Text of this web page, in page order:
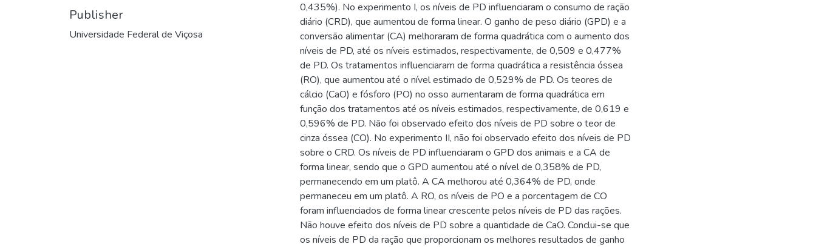
Publisher
Universidade Federal de Viçosa
0,435%). No experimento I, os níveis de PD influenciaram o consumo de ração
diário (CRD), que aumentou de forma linear. O ganho de peso diário (GPD) e a
conversão alimentar (CA) melhoraram de forma quadrática com o aumento dos
níveis de PD, até os níveis estimados, respectivamente, de 0,509 e 0,477%
de PD. Os tratamentos influenciaram de forma quadrática a resistência óssea
(RO), que aumentou até o nível estimado de 0,529% de PD. Os teores de
cálcio (CaO) e fósforo (PO) no osso aumentaram de forma quadrática em
função dos tratamentos até os níveis estimados, respectivamente, de 0,619 e
0,596% de PD. Não foi observado efeito dos níveis de PD sobre o teor de
cinza óssea (CO). No experimento II, não foi observado efeito dos níveis de PD
sobre o CRD. Os níveis de PD influenciaram o GPD dos animais e a CA de
forma linear, sendo que o GPD aumentou até o nível de 0,358% de PD,
permanecendo em um platô. A CA melhorou até 0,364% de PD, onde
permaneceu em um platô. A RO, os níveis de PO e a porcentagem de CO
foram influenciados de forma linear crescente pelos níveis de PD das rações.
Não houve efeito dos níveis de PD sobre a quantidade de CaO. Conclui-se que
os níveis de PD da ração que proporcionam os melhores resultados de ganho